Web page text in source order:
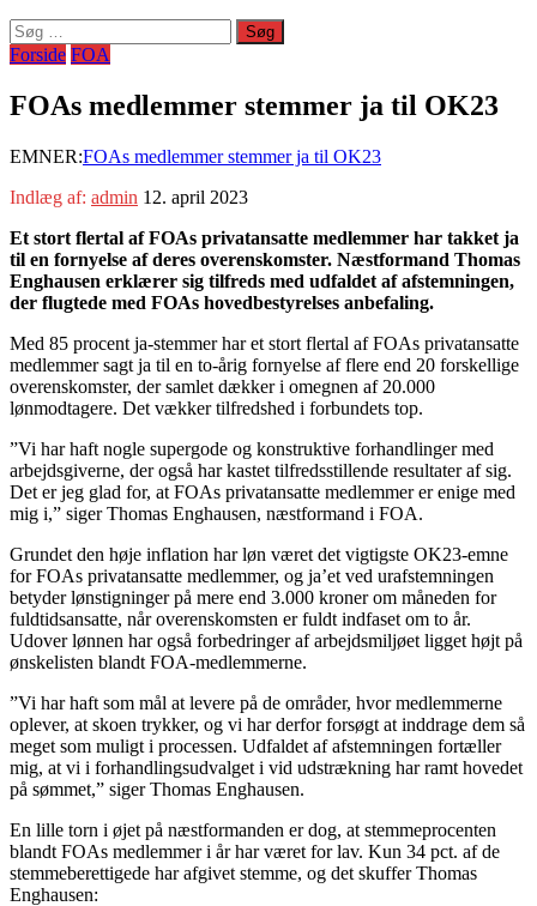
Søg
efter:
Forside FOA
FOAs medlemmer stemmer ja til OK23
EMNER:FOAs medlemmer stemmer ja til OK23
Indlæg af: admin 12. april 2023
Et stort flertal af FOAs privatansatte medlemmer har takket ja
til en fornyelse af deres overenskomster. Næstformand Thomas
Enghausen erklærer sig tilfreds med udfaldet af afstemningen,
der flugtede med FOAs hovedbestyrelses anbefaling.
Med 85 procent ja-stemmer har et stort flertal af FOAs privatansatte
medlemmer sagt ja til en to-årig fornyelse af flere end 20 forskellige
overenskomster, der samlet dækker i omegnen af 20.000
lønmodtagere. Det vækker tilfredshed i forbundets top.
”Vi har haft nogle supergode og konstruktive forhandlinger med
arbejdsgiverne, der også har kastet tilfredsstillende resultater af sig.
Det er jeg glad for, at FOAs privatansatte medlemmer er enige med
mig i,” siger Thomas Enghausen, næstformand i FOA.
Grundet den høje inflation har løn været det vigtigste OK23-emne
for FOAs privatansatte medlemmer, og ja’et ved urafstemningen
betyder lønstigninger på mere end 3.000 kroner om måneden for
fuldtidsansatte, når overenskomsten er fuldt indfaset om to år.
Udover lønnen har også forbedringer af arbejdsmiljøet ligget højt på
ønskelisten blandt FOA-medlemmerne.
”Vi har haft som mål at levere på de områder, hvor medlemmerne
oplever, at skoen trykker, og vi har derfor forsøgt at inddrage dem så
meget som muligt i processen. Udfaldet af afstemningen fortæller
mig, at vi i forhandlingsudvalget i vid udstrækning har ramt hovedet
på sømmet,” siger Thomas Enghausen.
En lille torn i øjet på næstformanden er dog, at stemmeprocenten
blandt FOAs medlemmer i år har været for lav. Kun 34 pct. af de
stemmeberettigede har afgivet stemme, og det skuffer Thomas
Enghausen: